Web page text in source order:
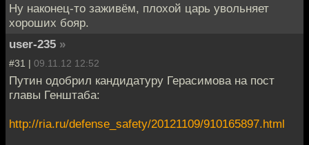
Ну наконец-то заживём, плохой царь увольняет
хороших бояр.
user-235 »
#31 | 09.11.12 12:52
Путин одобрил кандидатуру Герасимова на пост
главы Генштаба:
http://ria.ru/defense_safety/20121109/910165897.html